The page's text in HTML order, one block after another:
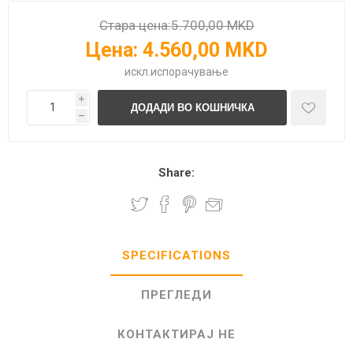
Стара цена:5.700,00 MKD
Цена: 4.560,00 MKD
искл. испорачување
i
h
Share:
SPECIFICATIONS
ПРЕГЛЕДИ
КОНТАКТИРАЈ НЕ